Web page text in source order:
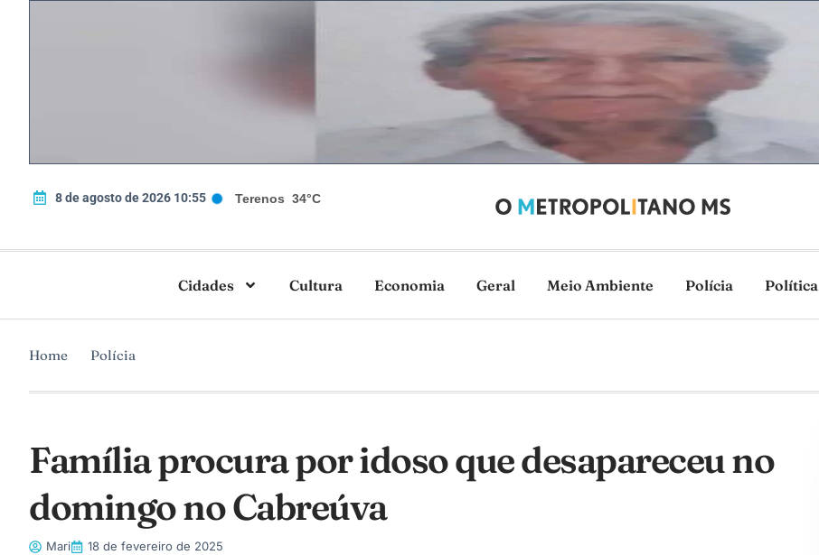
8 de agosto de 2026 10:55 Terenos 34°C
Cidades Cultura Economia Geral Meio Ambiente Polícia Política
Home Polícia
Família procura por idoso que desapareceu no
domingo no Cabreúva
Mari 18 de fevereiro de 2025